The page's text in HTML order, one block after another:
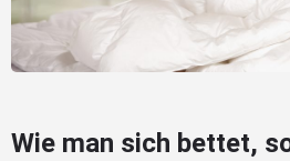
Wie man sich bettet,